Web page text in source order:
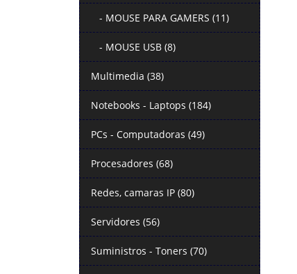
- MOUSE PARA GAMERS (11)
- MOUSE USB (8)
Multimedia (38)
Notebooks - Laptops (184)
PCs - Computadoras (49)
Procesadores (68)
Redes, camaras IP (80)
Servidores (56)
Suministros - Toners (70)